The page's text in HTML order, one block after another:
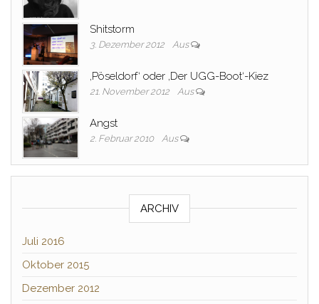
Shitstorm
3. Dezember 2012 Aus
‚Pöseldorf‘ oder ‚Der UGG-Boot‘-Kiez
21. November 2012 Aus
Angst
2. Februar 2010 Aus
ARCHIV
Juli 2016
Oktober 2015
Dezember 2012